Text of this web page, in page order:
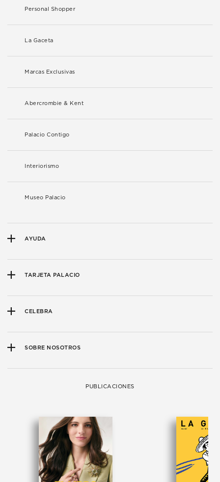
Personal Shopper
La Gaceta
Marcas Exclusivas
Abercrombie & Kent
Palacio Contigo
Interiorismo
Museo Palacio
AYUDA
TARJETA PALACIO
CELEBRA
SOBRE NOSOTROS
PUBLICACIONES